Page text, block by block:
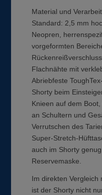
Material und
Standard: 2,5 mm
Neopren,
vorgeformten
Flachnähte mit
Abriebfeste
Shorty beim
Knieen auf dem
an Schultern und
Verrutschen des
Super-Stretch-
auch im Shorty
Reservemaske.
Im direkten Vergleich
ist der Shorty nicht